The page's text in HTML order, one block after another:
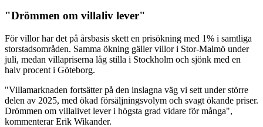
"Drömmen om villaliv lever"
För villor har det på årsbasis skett en prisökning med 1% i samtliga
storstadsområden. Samma ökning gäller villor i Stor-Malmö under
juli, medan villapriserna låg stilla i Stockholm och sjönk med en
halv procent i Göteborg.
"Villamarknaden fortsätter på den inslagna väg vi sett under större
delen av 2025, med ökad försäljningsvolym och svagt ökande priser.
Drömmen om villalivet lever i högsta grad vidare för många",
kommenterar Erik Wikander.